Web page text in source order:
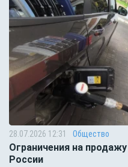
28.07.2026 12:31 Общество
Ограничения на
России